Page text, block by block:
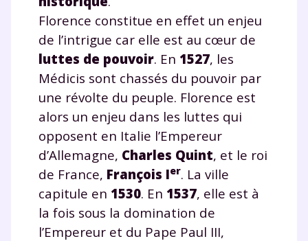
Florence constitue en effet un enjeu
de l’intrigue car elle est au cœur de
luttes de pouvoir. En 1527, les
Médicis sont chassés du pouvoir par
une révolte du peuple. Florence est
alors un enjeu dans les luttes qui
opposent en Italie l’Empereur
d’Allemagne, Charles Quint, et le roi
de France, François Ier. La ville
capitule en 1530. En 1537, elle est à
la fois sous la domination de
l’Empereur et du Pape Paul III,